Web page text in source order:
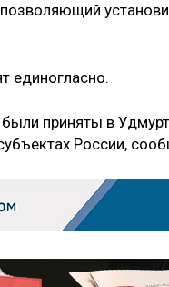
единогласно.
приняты в
России,